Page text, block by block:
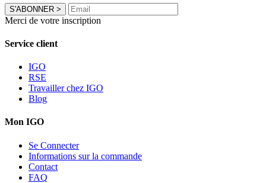
S'ABONNER >
Merci de votre inscription
Service client
IGO
RSE
Travailler chez IGO
Blog
Mon IGO
Se Connecter
Informations sur la commande
Contact
FAQ